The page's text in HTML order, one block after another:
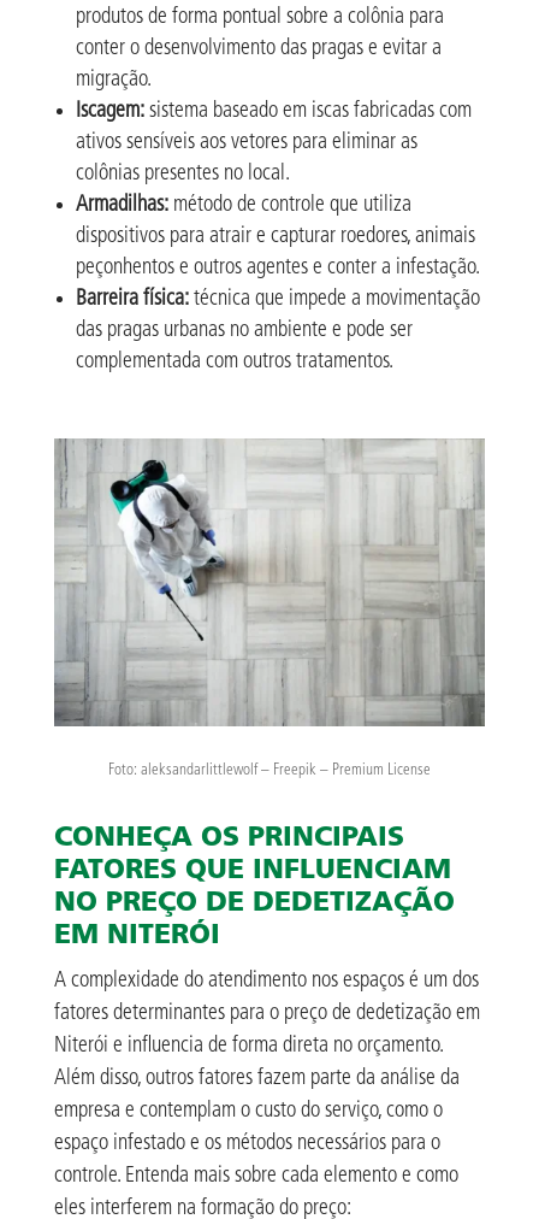
produtos de forma pontual sobre a colônia para
conter o desenvolvimento das pragas e evitar a
migração.
Iscagem:sistema baseado em iscas fabricadas com
ativos sensíveis aos vetores para eliminar as
colônias presentes no local.
Armadilhas:método de controle que utiliza
dispositivos para atrair e capturar roedores, animais
peçonhentos e outros agentes e conter a infestação.
Barreira física:técnica que impede a movimentação
das pragas urbanas no ambiente e pode ser
complementada com outros tratamentos.
Foto: aleksandarlittlewolf – Freepik – Premium License
CONHEÇA OS PRINCIPAIS
FATORES QUE INFLUENCIAM
NO PREÇO DE DEDETIZAÇÃO
EM NITERÓI
A complexidade do atendimento nos espaços é um dos
fatores determinantes para o preço de dedetização em
Niterói e influencia de forma direta no orçamento.
Além disso, outros fatores fazem parte da análise da
empresa e contemplam o custo do serviço, como o
espaço infestado e os métodos necessários para o
controle. Entenda mais sobre cada elemento e como
eles interferem na formação do preço: